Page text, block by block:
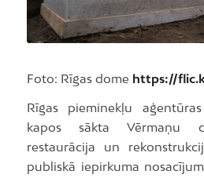
Foto: Rīgas dome https://
Rīgas pieminekļu
kapos sākta Vērmaņu
restaurācija un
publiskā iepirkuma